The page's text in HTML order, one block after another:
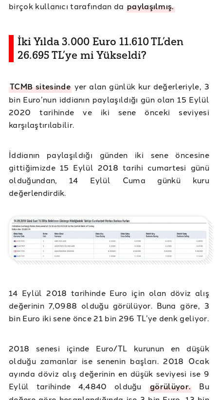
birçok kullanıcı tarafından da paylaşılmış.
İki Yılda 3.000 Euro 11.610 TL’den
26.695 TL’ye mi Yükseldi?
TCMB sitesindeyer alan günlük kur değerleriyle, 3
bin Euro’nun iddianın paylaşıldığı gün olan 15 Eylül
2020 tarihinde ve iki sene önceki seviyesi
karşılaştırılabilir.
İddianın paylaşıldığı günden iki sene öncesine
gittiğimizde 15 Eylül 2018 tarihi cumartesi günü
olduğundan, 14 Eylül Cuma günkü kuru
değerlendirdik.
14 Eylül 2018 tarihinde Euro için olan döviz alış
değerinin 7,0988 olduğu görülüyor. Buna göre, 3
bin Euro iki sene önce 21 bin 296 TL’ye denk geliyor.
2018 senesi içinde Euro/TL kurunun en düşük
olduğu zamanlar ise senenin başları. 2018 Ocak
ayında döviz alış değerinin en düşük seviyesi ise 9
Eylül tarihinde 4,4840 olduğu görülüyor. Bu